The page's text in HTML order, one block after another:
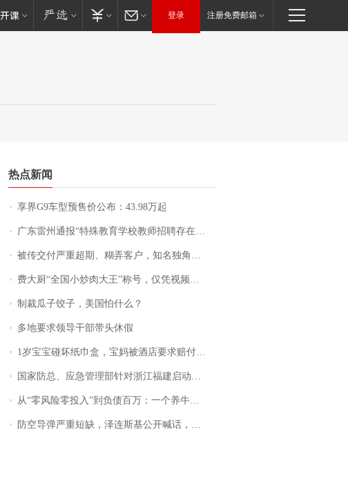
登录 注册免费邮箱
热点新闻
享界G9车型预售价公布：43.98万起
广东雷州通报“特殊教育学校教师招聘存在违规行为”：已启动问责程序 副校长被停职
被传交付严重超期、糊弄客户，知名独角兽车企创始人回应：都没证据，将依法采取措施，“本人长期与美国交管局保持沟通，对方表示肯定”
费大厨“全国小炒肉大王”称号，仅凭视频评出？中国烹饪协会回应
制裁瓜子饺子，美国怕什么？
多地要求领导干部带头休假
1岁宝宝碰坏纸巾盒，宝妈被酒店要求赔付924元！三亚一酒店回复：骨瓷定制！网友一查价格，吵翻了
国家防总、应急管理部针对浙江福建启动防汛防台风四级应急响应
从“零风险零投入”到负债百万：一个养牛项目崩盘后，谁该为农户的贷款买单丨红星调查
防空导弹严重短缺，泽连斯基公开喊话，乌克兰失去导弹拦截能力？